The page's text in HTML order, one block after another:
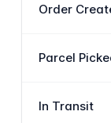
Order
Parcel
In Transit